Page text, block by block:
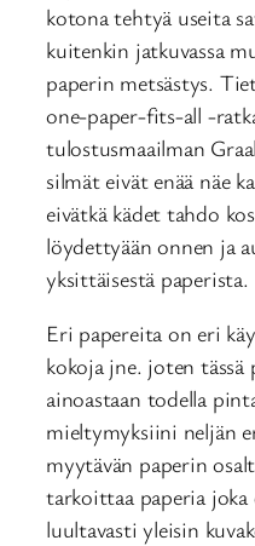
kotona tehtyä useita
kuitenkin jatkuvassa
paperin metsästys.
one-paper-fits-all -
tulostusmaailman
silmät eivät enää näe
eivätkä kädet tahdo
löydettyään onnen ja
yksittäisestä paperista.
Eri papereita on eri
kokoja jne. joten tässä
ainoastaan todella
mieltymyksiini neljän
myytävän paperin
tarkoittaa paperia
luultavasti yleisin